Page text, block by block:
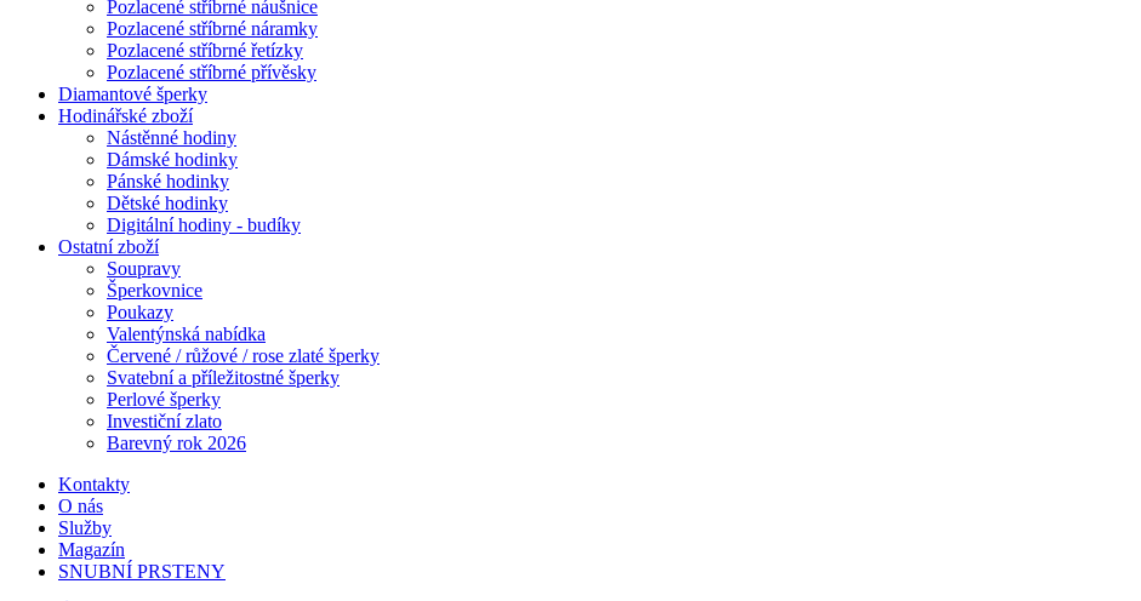
Pozlacené stříbrné náušnice
Pozlacené stříbrné náramky
Pozlacené stříbrné řetízky
Pozlacené stříbrné přívěsky
Diamantové šperky
Hodinářské zboží
Nástěnné hodiny
Dámské hodinky
Pánské hodinky
Dětské hodinky
Digitální hodiny - budíky
Ostatní zboží
Soupravy
Šperkovnice
Poukazy
Valentýnská nabídka
Červené / růžové / rose zlaté šperky
Svatební a příležitostné šperky
Perlové šperky
Investiční zlato
Barevný rok 2026
Kontakty
O nás
Služby
Magazín
SNUBNÍ PRSTENY